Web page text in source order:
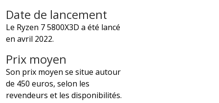
Date de lancement
Le Ryzen 7 5800X3D a été lancé
en avril 2022.
Prix moyen
Son prix moyen se situe autour
de 450 euros, selon les
revendeurs et les disponibilités.